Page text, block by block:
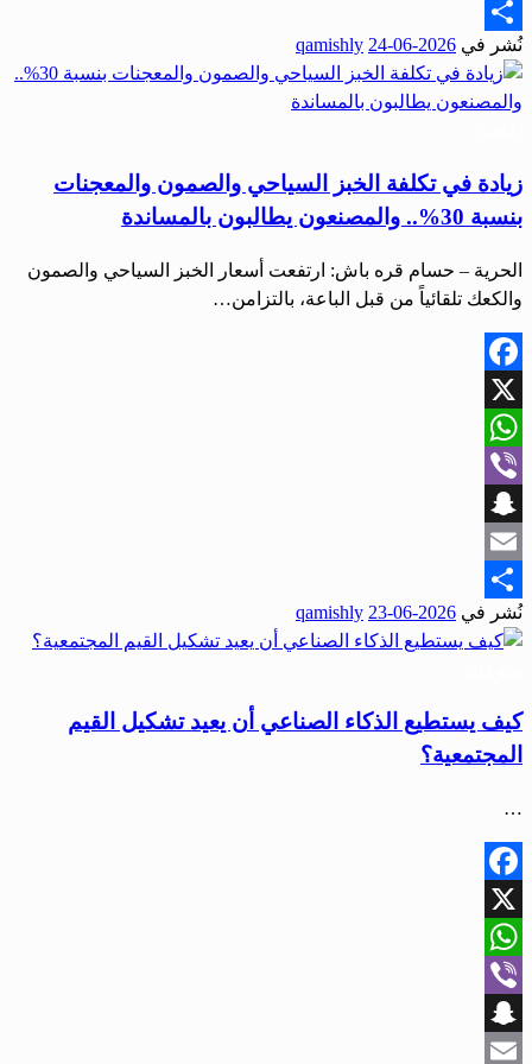
Email
Share
نُشر في 2026-06-24
qamishly
زيادة في تكلفة الخبز السياحي والصمون والمعجنات
بنسبة 30%.. والمصنعون يطالبون بالمساندة
الحرية – حسام قره باش: ارتفعت أسعار الخبز السياحي والصمون
والكعك تلقائياً من قبل الباعة، بالتزامن…
Facebook
X
WhatsApp
Viber
Snapchat
Email
Share
نُشر في 2026-06-23
qamishly
كيف يستطيع الذكاء الصناعي أن يعيد تشكيل القيم
المجتمعية؟
…
Facebook
X
WhatsApp
Viber
Snapchat